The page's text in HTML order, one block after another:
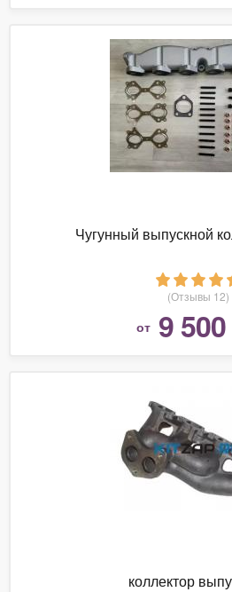
Чугунный выпускной
(Отзывы 12)
от 9 500
коллектор